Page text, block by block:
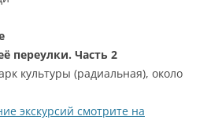
переулки. Часть 2
культуры (радиальная), около
экскурсий смотрите на